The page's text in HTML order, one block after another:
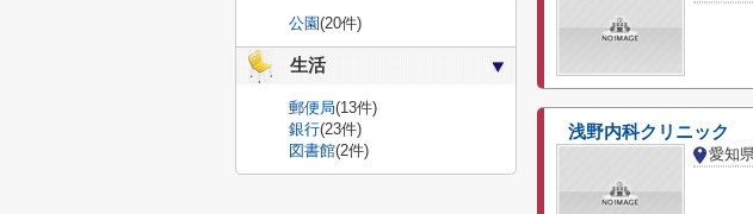
浅野内科クリニック
公園(20件)
生活
郵便局(13件)
銀行(23件)
図書館(2件)